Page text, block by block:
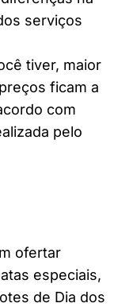
serviços
tiver, maior
ficam a
com
pelo
ofertar
especiais,
de Dia dos